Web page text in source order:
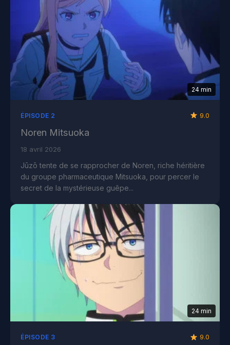
24 min
ÉPISODE 2 9.0
Noren Mitsuoka
18 avril 2026
Jūzō tente de se rapprocher de Noren, riche héritière
du groupe pharmaceutique Mitsuoka, pour percer le
secret de la mystérieuse guêpe...
24 min
ÉPISODE 3 9.0